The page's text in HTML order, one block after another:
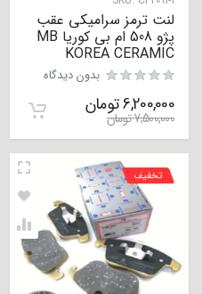
لنت ترمز سرامیکی عقب
پژو 508 ام بی کوریا MB
KOREA CERAMIC
بدون دیدگاه
6,200,000تومان
7,500,000تومان
تخفیف